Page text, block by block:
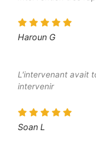
Haroun G
L'intervenant avait
intervenir
Soan L